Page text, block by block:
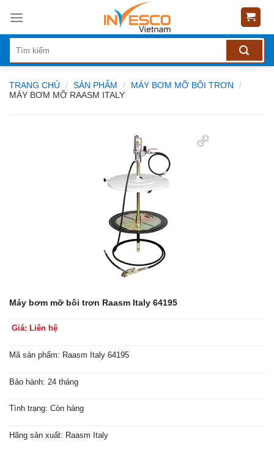
content
TRANG CHỦ / SẢN PHẨM / MÁY BƠM MỠ BÔI TRƠN
/
MÁY BƠM MỠ RAASM ITALY
Máy bơm mỡ bôi trơn Raasm Italy 64195
Giá: Liên hệ
Mã sản phẩm: Raasm Italy 64195
Bảo hành: 24 tháng
Tình trạng: Còn hàng
Hãng sản xuất: Raasm Italy